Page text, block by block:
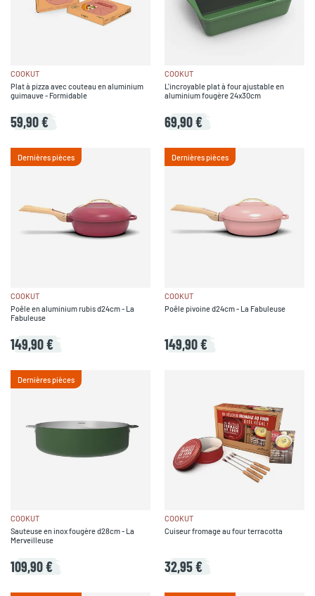
COOKUT
Plat à pizza avec couteau en aluminium
guimauve - Formidable
59,90 €
COOKUT
L'incroyable plat à four ajustable en
aluminium fougère 24x30cm
69,90 €
Dernières pièces
COOKUT
Poêle en aluminium rubis d24cm - La
Fabuleuse
149,90 €
Dernières pièces
COOKUT
Poêle pivoine d24cm - La Fabuleuse
149,90 €
Dernières pièces
COOKUT
Sauteuse en inox fougère d28cm - La
Merveilleuse
109,90 €
COOKUT
Cuiseur fromage au four terracotta
32,95 €